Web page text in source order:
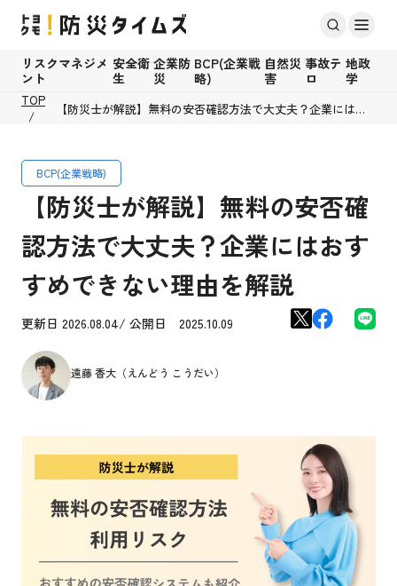
リスクマネジメ
ント
安全衛
生
企業防
災
BCP(企業戦
略)
自然災
害
事故テ
ロ
地政
学
TOP
【防災士が解説】無料の安否確認方法で大丈夫？企業にはお
BCP(企業戦略)
【防災士が解説】無料の安否確
認方法で大丈夫？企業にはおす
すめできない理由を解説
更新日 2026.08.04/ 公開日 2025.10.09
遠藤 香大（えんどう こうだい）